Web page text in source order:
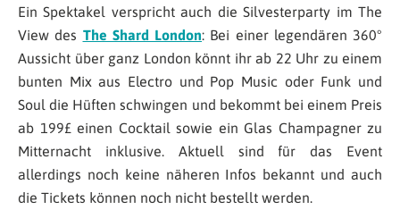
Ein Spektakel verspricht auch die Silvesterparty im The
View des The Shard London: Bei einer legendären 360°
Aussicht über ganz London könnt ihr ab 22 Uhr zu einem
bunten Mix aus Electro und Pop Music oder Funk und
Soul die Hüften schwingen und bekommt bei einem Preis
ab 199£ einen Cocktail sowie ein Glas Champagner zu
Mitternacht inklusive. Aktuell sind für das Event
allerdings noch keine näheren Infos bekannt und auch
die Tickets können noch nicht bestellt werden.